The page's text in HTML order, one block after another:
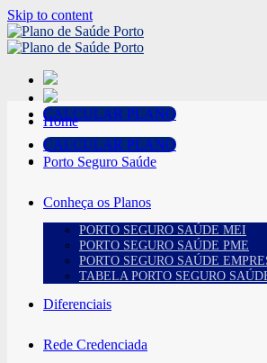
Skip to content
CALCULAR PLANO
CALCULAR PLANO
Home
Porto Seguro Saúde
Conheça os Planos
PORTO SEGURO SAÚDE MEI
PORTO SEGURO SAÚDE PME
PORTO SEGURO SAÚDE
TABELA PORTO SEGURO
Diferenciais
Rede Credenciada